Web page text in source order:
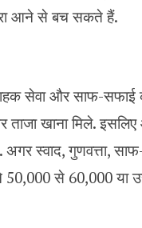
आने से बच सकते हैं.
सेवा और साफ-सफाई
खाना मिले. इसलिए
स्वाद, गुणवत्ता,
₹50,000 से ₹60,000